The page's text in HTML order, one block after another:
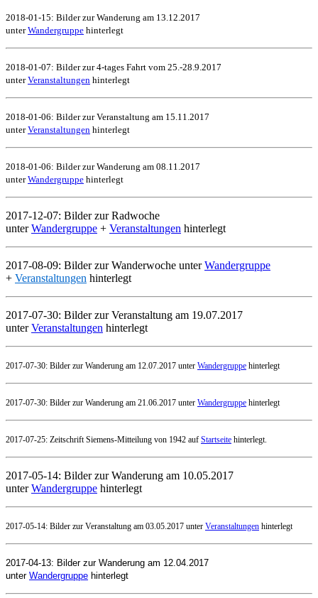
2018-01-15: Bilder zur Wanderung am 13.12.2017
unterWandergruppe hinterlegt
2018-01-07: Bilder zur 4-tages Fahrt vom 25.-28.9.2017
unterVeranstaltungen hinterlegt
2018-01-06: Bilder zur Veranstaltung am 15.11.2017
unterVeranstaltungen hinterlegt
2018-01-06: Bilder zur Wanderung am 08.11.2017
unterWandergruppe hinterlegt
2017-12-07: Bilder zur Radwoche
unterWandergruppe + Veranstaltungen hinterlegt
2017-08-09: Bilder zur Wanderwoche unterWandergruppe
+ Veranstaltungen hinterlegt
2017-07-30: Bilder zur Veranstaltung am 19.07.2017
unterVeranstaltungen hinterlegt
2017-07-30: Bilder zur Wanderung am 12.07.2017 unter Wandergruppe hinterlegt
2017-07-30: Bilder zur Wanderung am 21.06.2017 unter Wandergruppe hinterlegt
2017-07-25: Zeitschrift Siemens-Mitteilung von 1942 auf Startseite hinterlegt.
2017-05-14: Bilder zur Wanderung am 10.05.2017
unterWandergruppe hinterlegt
2017-05-14: Bilder zur Veranstaltung am 03.05.2017 unter Veranstaltungen hinterlegt
2017-04-13: Bilder zur Wanderung am 12.04.2017
unter Wandergruppe hinterlegt